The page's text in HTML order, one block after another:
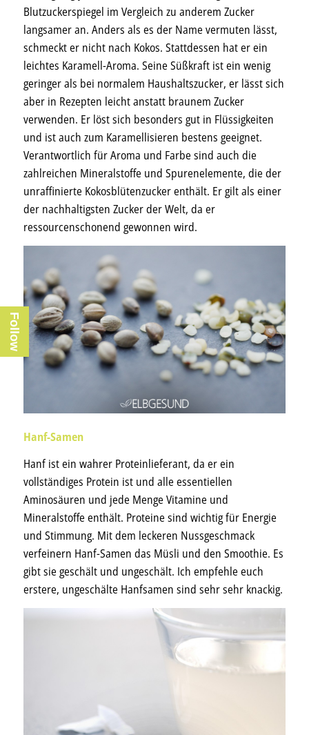
Blutzuckerspiegel im Vergleich zu anderem Zucker
langsamer an. Anders als es der Name vermuten lässt,
schmeckt er nicht nach Kokos. Stattdessen hat er ein
leichtes Karamell-Aroma. Seine Süßkraft ist ein wenig
geringer als bei normalem Haushaltszucker, er lässt sich
aber in Rezepten leicht anstatt braunem Zucker
verwenden. Er löst sich besonders gut in Flüssigkeiten
und ist auch zum Karamellisieren bestens geeignet.
Verantwortlich für Aroma und Farbe sind auch die
zahlreichen Mineralstoffe und Spurenelemente, die der
unraffinierte Kokosblütenzucker enthält. Er gilt als einer
der nachhaltigsten Zucker der Welt, da er
ressourcenschonend gewonnen wird.
Hanf-Samen
Hanf ist ein wahrer Proteinlieferant, da er ein
vollständiges Protein ist und alle essentiellen
Aminosäuren und jede Menge Vitamine und
Mineralstoffe enthält. Proteine sind wichtig für Energie
und Stimmung. Mit dem leckeren Nussgeschmack
verfeinern Hanf-Samen das Müsli und den Smoothie. Es
gibt sie geschält und ungeschält. Ich empfehle euch
erstere, ungeschälte Hanfsamen sind sehr sehr knackig.
Follow